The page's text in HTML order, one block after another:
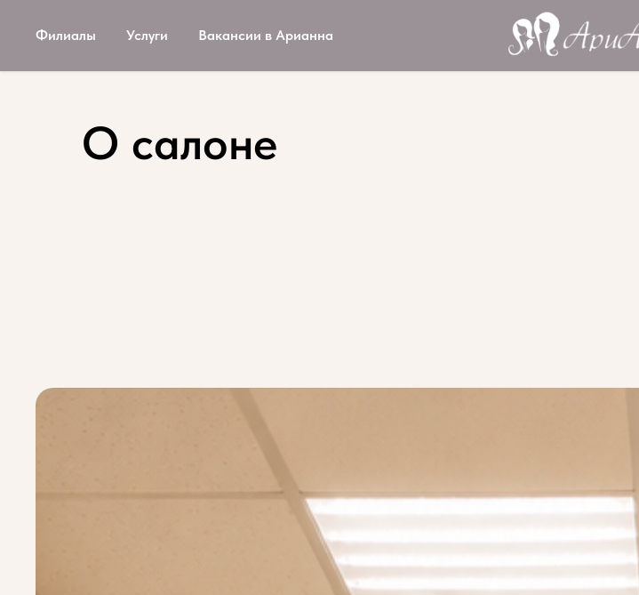
Филиалы Услуги Вакансии в Арианна
О салоне